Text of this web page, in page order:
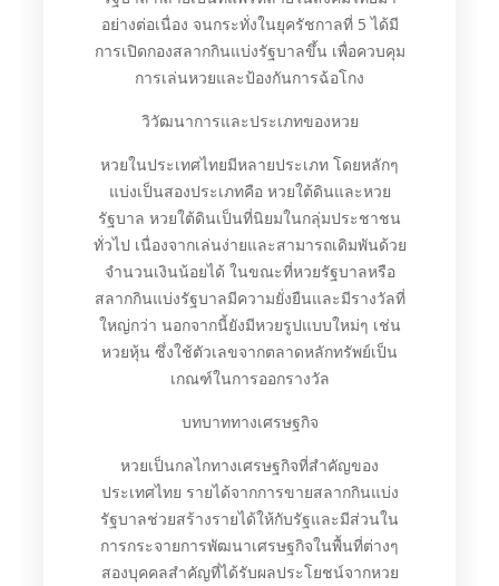
อย่างต่อเนื่อง จนกระทั่งในยุครัชกาลที่ 5 ได้มี
การเปิดกองสลากกินแบ่งรัฐบาลขึ้น เพื่อควบคุม
การเล่นหวยและป้องกันการฉ้อโกง
วิวัฒนาการและประเภทของหวย
หวยในประเทศไทยมีหลายประเภท โดยหลักๆ
แบ่งเป็นสองประเภทคือ หวยใต้ดินและหวย
รัฐบาล หวยใต้ดินเป็นที่นิยมในกลุ่มประชาชน
ทั่วไป เนื่องจากเล่นง่ายและสามารถเดิมพันด้วย
จำนวนเงินน้อยได้ ในขณะที่หวยรัฐบาลหรือ
สลากกินแบ่งรัฐบาลมีความยั่งยืนและมีรางวัลที่
ใหญ่กว่า นอกจากนี้ยังมีหวยรูปแบบใหม่ๆ เช่น
หวยหุ้น ซึ่งใช้ตัวเลขจากตลาดหลักทรัพย์เป็น
เกณฑ์ในการออกรางวัล
บทบาททางเศรษฐกิจ
หวยเป็นกลไกทางเศรษฐกิจที่สำคัญของ
ประเทศไทย รายได้จากการขายสลากกินแบ่ง
รัฐบาลช่วยสร้างรายได้ให้กับรัฐและมีส่วนใน
การกระจายการพัฒนาเศรษฐกิจในพื้นที่ต่างๆ
สองบุคคลสำคัญที่ได้รับผลประโยชน์จากหวย